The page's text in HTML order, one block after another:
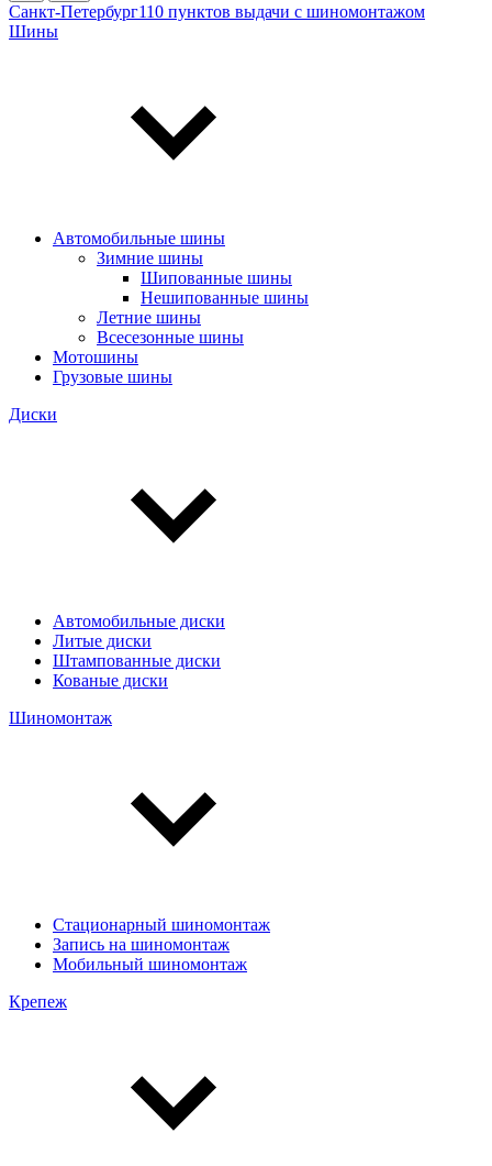
Санкт-Петербург110 пунктов выдачи с шиномонтажом
Шины
Автомобильные шины
Зимние шины
Шипованные шины
Нешипованные шины
Летние шины
Всесезонные шины
Мотошины
Грузовые шины
Диски
Автомобильные диски
Литые диски
Штампованные диски
Кованые диски
Шиномонтаж
Стационарный шиномонтаж
Запись на шиномонтаж
Мобильный шиномонтаж
Крепеж